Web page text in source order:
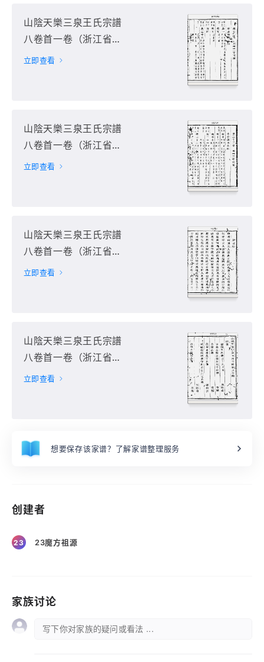
山陰天樂三泉王氏宗譜
八卷首一卷（浙江省紹
興市）第7册
立即查看
山陰天樂三泉王氏宗譜
八卷首一卷（浙江省紹
興市）第8册
立即查看
山陰天樂三泉王氏宗譜
八卷首一卷（浙江省紹
興市）第9册
立即查看
山陰天樂三泉王氏宗譜
八卷首一卷（浙江省紹
興市）第10册
立即查看
想要保存该家谱？了解家谱整理服务
创建者
23 23魔方祖源
家族讨论
写下你对家族的疑问或看法 ...